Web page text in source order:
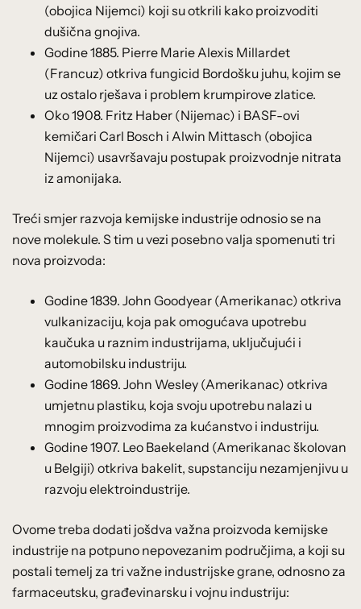
(obojica Nijemci) koji su otkrili kako proizvoditi
dušična gnojiva.
Godine 1885. Pierre Marie Alexis Millardet
(Francuz) otkriva fungicid Bordošku juhu, kojim se
uz ostalo rješava i problem krumpirove zlatice.
Oko 1908. Fritz Haber (Nijemac) i BASF-ovi
kemičari Carl Bosch i Alwin Mittasch (obojica
Nijemci) usavršavaju postupak proizvodnje nitrata
iz amonijaka.
Treći smjer razvoja kemijske industrije odnosio se na
nove molekule. S tim u vezi posebno valja spomenuti tri
nova proizvoda:
Godine 1839. John Goodyear (Amerikanac) otkriva
vulkanizaciju, koja pak omogućava upotrebu
kaučuka u raznim industrijama, uključujući i
automobilsku industriju.
Godine 1869. John Wesley (Amerikanac) otkriva
umjetnu plastiku, koja svoju upotrebu nalazi u
mnogim proizvodima za kućanstvo i industriju.
Godine 1907. Leo Baekeland (Amerikanac školovan
u Belgiji) otkriva bakelit, supstanciju nezamjenjivu u
razvoju elektroindustrije.
Ovome treba dodati jošdva važna proizvoda kemijske
industrije na potpuno nepovezanim područjima, a koji su
postali temelj za tri važne industrijske grane, odnosno za
farmaceutsku, građevinarsku i vojnu industriju: